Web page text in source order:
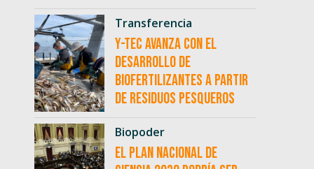
Transferencia
Y-TEC avanza con el
desarrollo de
biofertilizantes a partir
de residuos pesqueros
Biopoder
El Plan Nacional de